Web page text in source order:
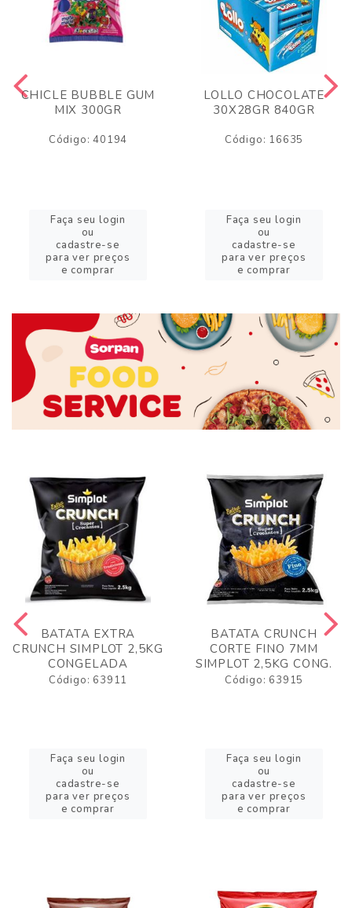
CHICLE BUBBLE GUM
MIX 300GR
Código: 40194
Faça seu login
ou
cadastre-se
para ver preços
e comprar
LOLLO CHOCOLATE
30X28GR 840GR
Código: 16635
Faça seu login
ou
cadastre-se
para ver preços
e comprar
BATATA EXTRA
CRUNCH SIMPLOT 2,5KG
CONGELADA
Código: 63911
Faça seu login
ou
cadastre-se
para ver preços
e comprar
BATATA CRUNCH
CORTE FINO 7MM
SIMPLOT 2,5KG CONG.
Código: 63915
Faça seu login
ou
cadastre-se
para ver preços
e comprar